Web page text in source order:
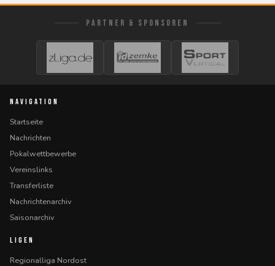
PARTNER & SPONSOREN
NAVIGATION
Startseite
Nachrichten
Pokalwettbewerbe
Vereinslinks
Transferliste
Nachrichtenarchiv
Saisonarchiv
LIGEN
Regionalliga Nordost